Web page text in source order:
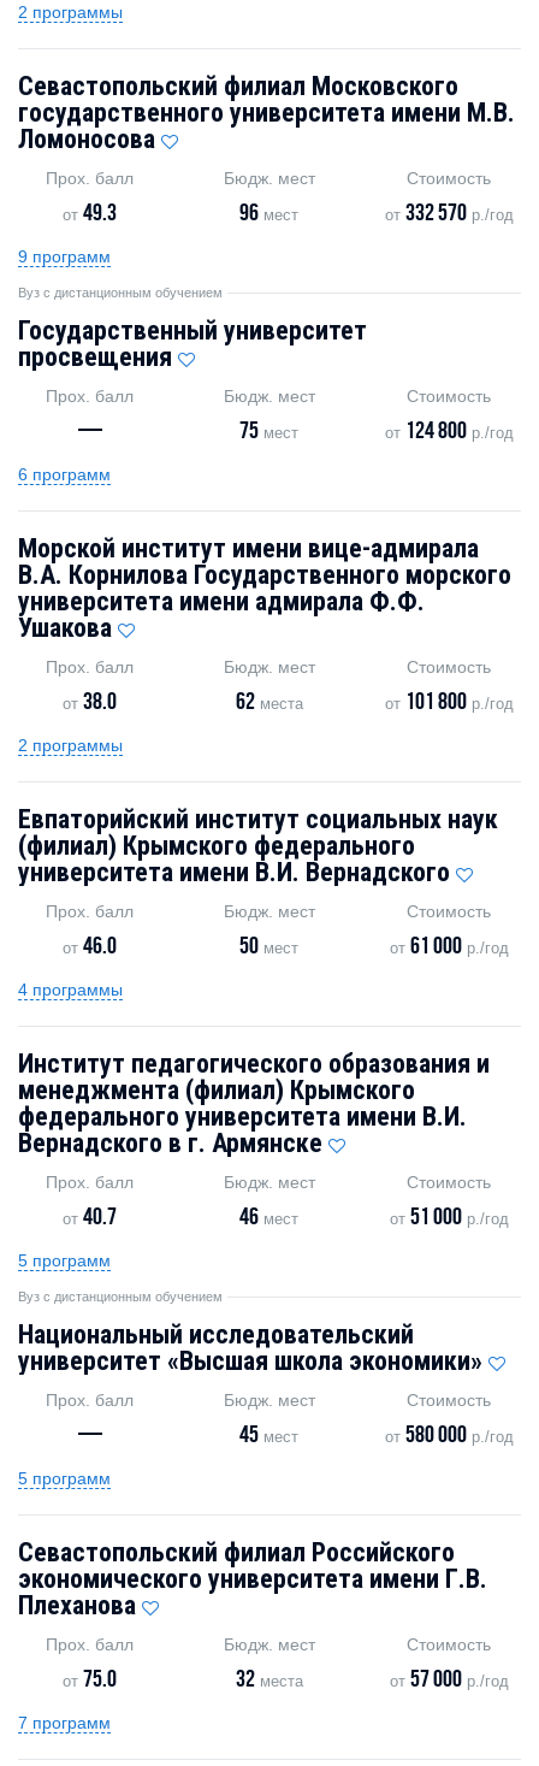
2 программы
Севастопольский филиал Московского
государственного университета имени М.В.
Ломоносова
Прох. балл
от49.3
Бюдж. мест
96 мест
Стоимость
от 332 570р./год
9 программ
Вуз с дистанционным обучением
Государственный университет
просвещения
Прох. балл
—
Бюдж. мест
75 мест
Стоимость
от 124 800р./год
6 программ
Морской институт имени вице-адмирала
В.А. Корнилова Государственного морского
университета имени адмирала Ф.Ф.
Ушакова
Прох. балл
от38.0
Бюдж. мест
62места
Стоимость
от 101 800р./год
2 программы
Евпаторийский институт социальных наук
(филиал) Крымского федерального
университета имени В.И. Вернадского
Прох. балл
от46.0
Бюдж. мест
50 мест
Стоимость
от 61 000р./год
4 программы
Институт педагогического образования и
менеджмента (филиал) Крымского
федерального университета имени В.И.
Вернадского в г. Армянске
Прох. балл
от40.7
Бюдж. мест
46 мест
Стоимость
от 51 000р./год
5 программ
Вуз с дистанционным обучением
Национальный исследовательский
университет «Высшая школа экономики»
Прох. балл
—
Бюдж. мест
45 мест
Стоимость
от 580 000р./год
5 программ
Севастопольский филиал Российского
экономического университета имени Г.В.
Плеханова
Прох. балл
от 75.0
Бюдж. мест
32места
Стоимость
от 57 000р./год
7 программ